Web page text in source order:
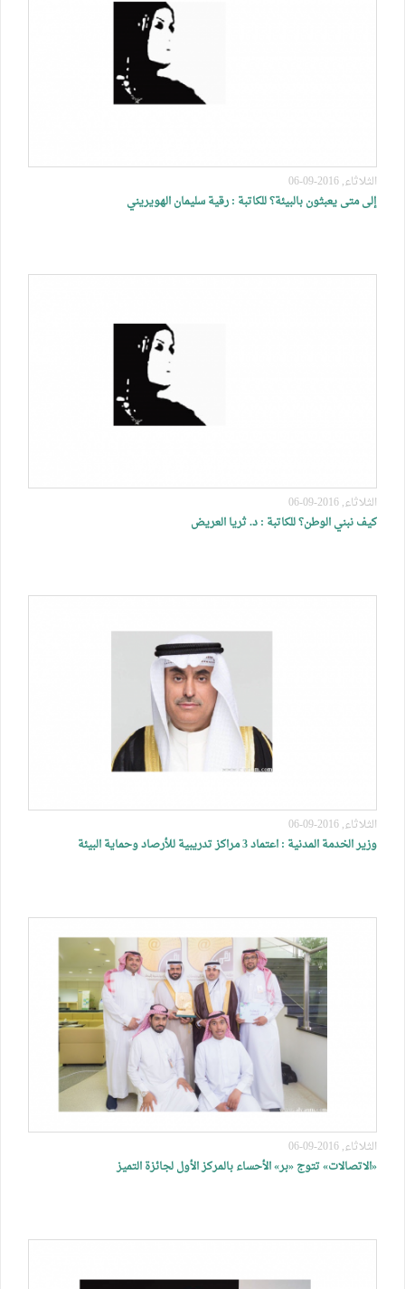
الثلاثاء, 2016-09-06
إلى متى يعبثون بالبيئة؟ للكاتبة : رقية سليمان الهويريني
الثلاثاء, 2016-09-06
كيف نبني الوطن؟ للكاتبة : د. ثريا العريض
الثلاثاء, 2016-09-06
وزير الخدمة المدنية : اعتماد 3 مراكز تدريبية للأرصاد وحماية البيئة
الثلاثاء, 2016-09-06
«الاتصالات» تتوج «بر» الأحساء بالمركز الأول لجائزة التميز